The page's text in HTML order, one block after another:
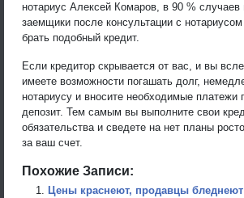
нотариус Алексей Комаров, в 90 % случаев
заемщики после консультации с
брать подобный кредит.
Если кредитор скрывается от вас, и вы
имеете возможности погашать долг,
нотариусу и вносите необходимые платежи
депозит. Тем самым вы выполните свои
обязательства и сведете на нет планы
за ваш счет.
Похожие Записи:
Цены краснеют, продавцы бледнеют